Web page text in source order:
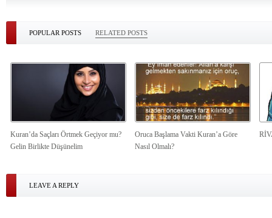
POPULAR POSTS RELATED POSTS
Kuran’da Saçları Örtmek Geçiyor mu?
Gelin Birlikte Düşünelim
Oruca Başlama Vakti Kuran’a Göre
Nasıl Olmalı?
LEAVE A REPLY